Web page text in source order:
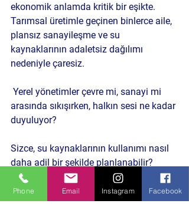
ekonomik anlamda kritik bir eşikte.
Tarımsal üretimle geçinen binlerce aile,
plansız sanayileşme ve su
kaynaklarının adaletsiz dağılımı
nedeniyle çaresiz.
arasında sıkışırken, halkın sesi ne kadar
duyuluyor?
Sizce, su kaynaklarının kullanımı nasıl
daha adil bir şekilde planlanabilir?
Politika ve Toplum
Phone Email Instagram Facebook